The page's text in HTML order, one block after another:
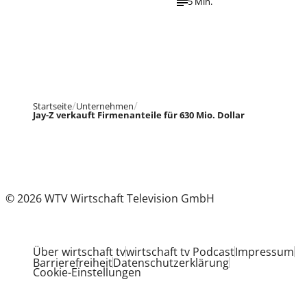
Startseite Unternehmen
Jay-Z verkauft Firmenanteile für 630 Mio. Dollar
© 2026 WTV Wirtschaft Television GmbH
Über wirtschaft tvwirtschaft tv PodcastImpressum
BarrierefreiheitDatenschutzerklärung
Cookie-Einstellungen